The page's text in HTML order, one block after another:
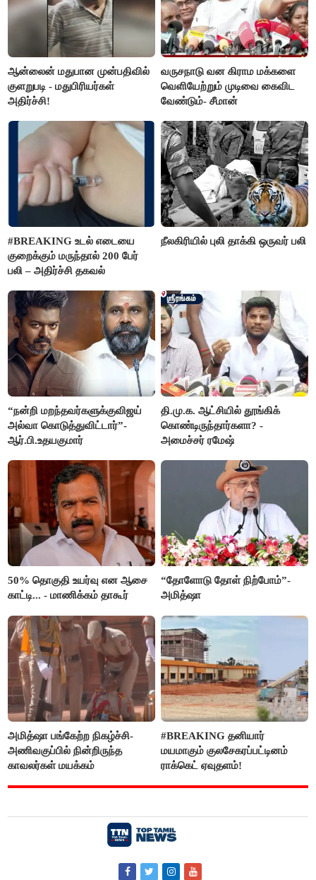
ஆன்லைன் மதுபான முன்பதிவில்
குளறுபடி - மதுபிரியர்கள்
அதிர்ச்சி!
வருசநாடு வன கிராம மக்களை
வெளியேற்றும் முடிவை கைவிட
வேண்டும்- சீமான்
#BREAKING உடல் எடையை
குறைக்கும் மருந்தால் 200 பேர்
பலி – அதிர்ச்சி தகவல்
நீலகிரியில் புலி தாக்கி ஒருவர் பலி
“நன்றி மறந்தவர்களுக்குவிஜய்
அல்வா கொடுத்துவிட்டார்”-
ஆர்.பி.உதயகுமார்
தி.மு.க. ஆட்சியில் தூங்கிக்
கொண்டிருந்தார்களா? -
அமைச்சர் ரமேஷ்
50% தொகுதி உயர்வு என ஆசை
காட்டி... - மாணிக்கம் தாகூர்
“தோளோடு தோள் நிற்போம்”-
அமித்ஷா
அமித்ஷா பங்கேற்ற நிகழ்ச்சி-
அணிவகுப்பில் நின்றிருந்த
காவலர்கள் மயக்கம்
#BREAKING தனியார்
மயமாகும் குலசேகரப்பட்டினம்
ராக்கெட் ஏவுதளம்!